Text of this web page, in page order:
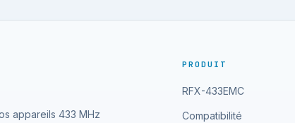
appareils 433 MHz
PRODUIT
RFX-433EMC
Compatibilité